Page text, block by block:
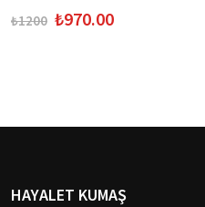
₺1200 ₺970.00
HAYALET KUMAŞ